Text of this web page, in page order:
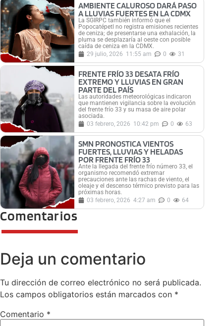
AMBIENTE CALUROSO DARÁ PASO
A LLUVIAS FUERTES EN LA CDMX
La SGIRPC también informó que el
Popocatépetl no registra emisiones recientes
de ceniza; de presentarse una exhalación, la
pluma se desplazaría al oeste con posible
caída de ceniza en la CDMX.
29 julio, 2026 11:55 am 0 31
FRENTE FRÍO 33 DESATA FRÍO
EXTREMO Y LLUVIAS EN GRAN
PARTE DEL PAÍS
Las autoridades meteorológicas indicaron
que mantienen vigilancia sobre la evolución
del frente frío 33 y su masa de aire polar
asociada.
03 febrero, 2026 10:42 pm 0 63
SMN PRONOSTICA VIENTOS
FUERTES, LLUVIAS Y HELADAS
POR FRENTE FRÍO 33
Ante la llegada del frente frío número 33, el
organismo recomendó extremar
precauciones ante las rachas de viento, el
oleaje y el descenso térmico previsto para las
próximas horas.
03 febrero, 2026 4:27 am 0 64
Comentarios
Deja un comentario
Tu dirección de correo electrónico no será publicada.
Los campos obligatorios están marcados con *
Comentario *